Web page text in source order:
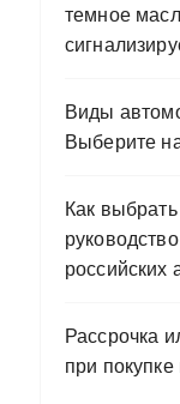
темное
Виды
Выберите
Как
российских
Рассрочка
при